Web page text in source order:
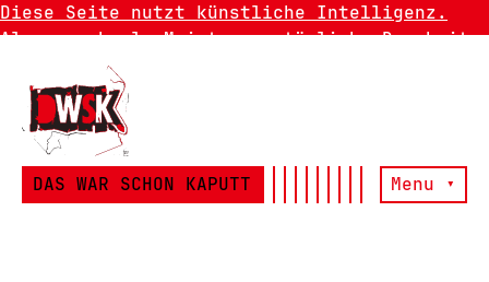
Diese Seite nutzt künstliche Intelligenz.
Also manchmal. Meistens natürliche Dummheit.
DAS WAR SCHON KAPUTT Menu ▾